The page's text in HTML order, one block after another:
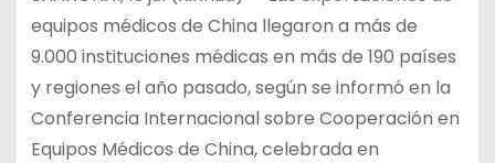
equipos médicos de China llegaron a más de
9.000 instituciones médicas en más de 190 países
y regiones el año pasado, según se informó en la
Conferencia Internacional sobre Cooperación en
Equipos Médicos de China, celebrada en